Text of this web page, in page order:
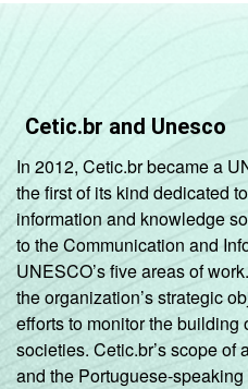
Cetic.br and Unesco
In 2012, Cetic.br became a
the first of its kind dedicated
information and knowledge
to the Communication and
UNESCO’s five areas of
the organization’s strategic
efforts to monitor the
societies. Cetic.br’s scope
and the Portuguese-